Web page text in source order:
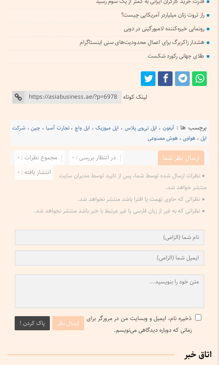
راز ثروت زنان میلیاردر آمریکایی چیست؟
رونمایی خیره‌کننده لامبورگینی در دوبی
هشدار زاکربرگ برای اعمال محدودیت‌های سنی اینستاگرام
طلای جهانی رکورد شکست
لینک کوتاه
برچسب ها : آیفون ، اپل تی‌وی‌ پلاس ، اپل میوزیک، اپل واچ،تجارت آسیا ، چین، شرکت
اپل ، هواوی ، هوش مصنوعی
ارسال نظر شما مجموع نظرات : 0
در انتظار بررسی : 0
انتشار یافته : 0
نظرات ارسال شده توسط شما، پس از تایید توسط مدیران سایت
منتشر خواهد شد.
نظراتی که حاوی تهمت یا افترا باشد منتشر نخواهد شد.
نظراتی که به غیر از زبان فارسی یا غیر مرتبط با خبر باشد منتشر نخواهد شد.
ارسال نظر پاک کردن !
ذخیره نام، ایمیل و وبسایت من در مرورگر برای
زمانی که دوباره دیدگاهی می‌نویسم.
اتاق خبر